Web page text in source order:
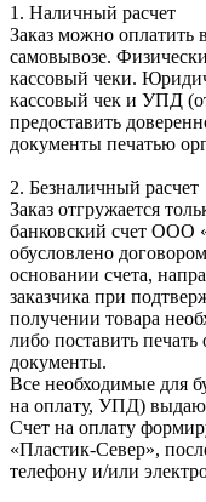
1. Наличный расчет
Заказ можно оплатить
самовывозе.
кассовый чеки.
кассовый чек и УПД
предоставить
документы печатью
2. Безналичный расчет
Заказ отгружается
банковский счет ООО
обусловлено
основании счета,
заказчика при
получении товара
либо поставить
документы.
Все необходимые для
на оплату, УПД)
Счет на оплату
«Пластик-Север»,
телефону и/или